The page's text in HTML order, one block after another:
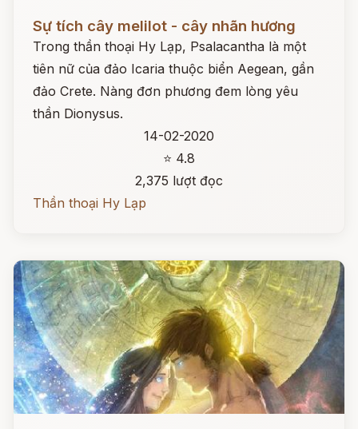
Sự tích cây melilot - cây nhãn hương
Trong thần thoại Hy Lạp, Psalacantha là một
tiên nữ của đảo Icaria thuộc biển Aegean, gần
đảo Crete. Nàng đơn phương đem lòng yêu
thần Dionysus.
14-02-2020
⭐ 4.8
2,375 lượt đọc
Thần thoại Hy Lạp